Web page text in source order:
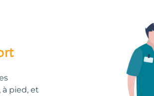
pied, et